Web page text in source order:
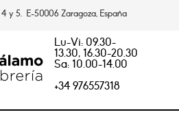
4 y 5. E-50006 Zaragoza, España
Lu-Vi: 09.30-
13.30, 16.30-20.30
Sa: 10.00-14.00
+34 976557318